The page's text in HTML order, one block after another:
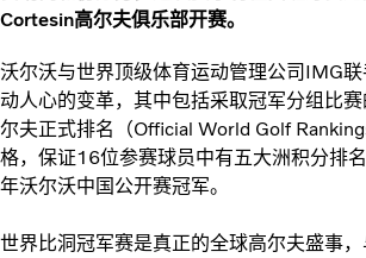
Cortesin高尔夫俱乐部开赛。
沃尔沃与世界顶级体育运动管理公司IMG
动人心的变革，其中包括采取冠军分组比
尔夫正式排名（Official World Golf
格，保证16位参赛球员中有五大洲积分排
年沃尔沃中国公开赛冠军。
世界比洞冠军赛是真正的全球高尔夫盛事